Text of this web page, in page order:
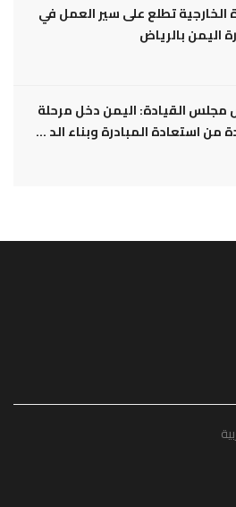
الخارجية تطلع على سير العمل في
اليمن بالرياض
مجلس القيادة: اليمن دخل مرحلة
من استعادة المبادرة وبناء الد ...